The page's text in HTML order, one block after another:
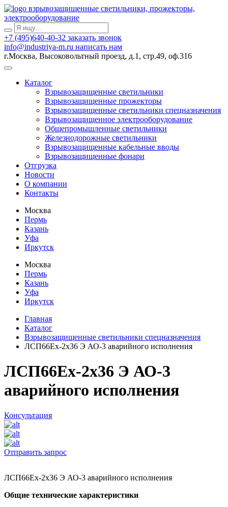
взрывозащищенные светильники, прожекторы,
электрооборудование
+7 (495)640-40-32 заказать звонок
info@industriya-m.ru написать нам
г.Москва, Высоковольтный проезд, д.1, стр.49, оф.316
Каталог
Взрывозащищенные светильники
Взрывозащищенные прожекторы
Взрывозащищенные светильники спецназначения
Взрывозащищенное электрооборудование
Общепромышленные светильники
Железнодорожные светильники
Взрывозащищенные кабельные вводы
Взрывозащищенные фонари
Отгрузка
Новости
О компании
Контакты
Москва
Пермь
Казань
Уфа
Иркутск
Москва
Пермь
Казань
Уфа
Иркутск
Главная
Каталог
Взрывозащищенные светильники спецназначения
ЛСП66Ех-2х36 Э АО-3 аварийного исполнения
ЛСП66Ех-2х36 Э АО-3
аварийного исполнения
Консультация
Отправить запрос
ЛСП66Ех-2х36 Э АО-3 аварийного исполнения
Общие технические характеристики